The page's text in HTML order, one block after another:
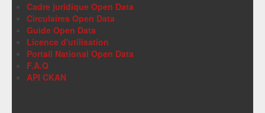
Cadre juridique Open Data
Circulaires Open Data
Guide Open Data
Licence d'utilisation
Portail National Open Data
F.A.Q
API CKAN